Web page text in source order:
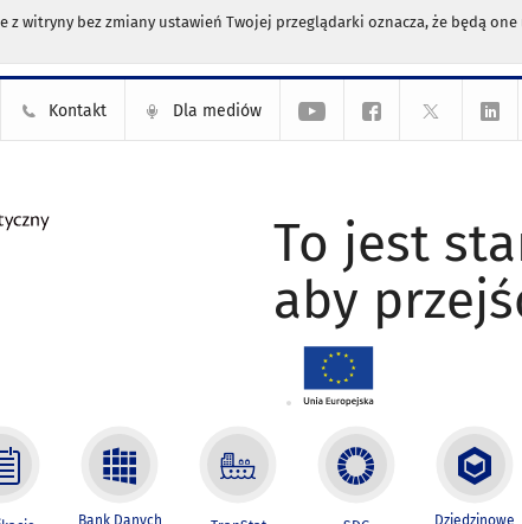
z witryny bez zmiany ustawień Twojej przeglądarki oznacza, że będą
Kontakt Dla mediów
To jest
aby